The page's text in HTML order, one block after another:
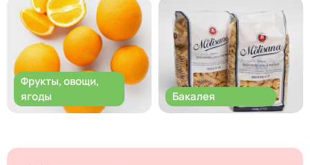
Фрукты, овощи,
ягоды
Бакалея